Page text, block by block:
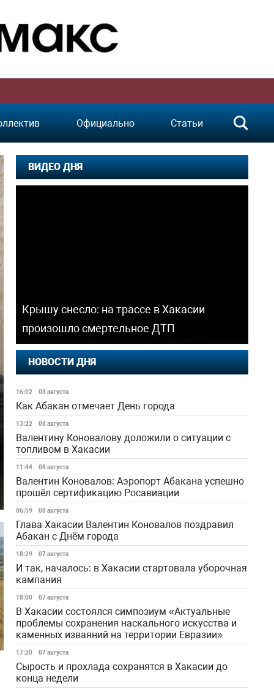
Официально Статьи
ВИДЕО ДНЯ
Крышу снесло: на трассе в Хакасии
произошло смертельное ДТП
НОВОСТИ ДНЯ
16:02 08 августа
Как Абакан отмечает День города
13:22 08 августа
Валентину Коновалову доложили о ситуации с
топливом в Хакасии
11:44 08 августа
Валентин Коновалов: Аэропорт Абакана успешно
прошёл сертификацию Росавиации
06:59 08 августа
Глава Хакасии Валентин Коновалов поздравил
Абакан с Днём города
18:29 07 августа
И так, началось: в Хакасии стартовала уборочная
кампания
18:00 07 августа
В Хакасии состоялся симпозиум «Актуальные
проблемы сохранения наскального искусства и
каменных изваяний на территории Евразии»
17:20 07 августа
Сырость и прохлада сохранятся в Хакасии до
конца недели